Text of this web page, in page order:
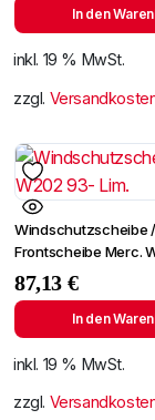
In den
inkl. 19 % MwSt.
zzgl.
Windschutzscheibe /
Frontscheibe Merc.
87,13 €
In den
inkl. 19 % MwSt.
zzgl.